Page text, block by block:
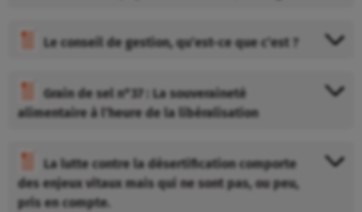
Le conseil de gestion, qu’est-ce que c’est ?
Grain de sel n°37 : La souveraineté
alimentaire à l’heure de la libéralisation
La lutte contre la désertification comporte
des enjeux vitaux mais qui ne sont pas, ou peu,
pris en compte.